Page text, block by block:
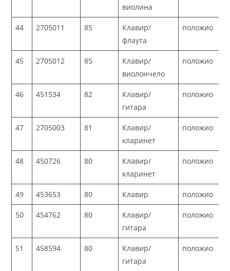
виолина
44 2705011 85
Клавир/
флаута
положио
45 2705012 85
Клавир/
виолончело
положио
46 451534 82
Клавир/
гитара
положио
47 2705003 81
Клавир/
кларинет
положио
48 450726 80
Клавир/
кларинет
положио
49 453653 80 Клавир положио
50 454762 80
Клавир/
гитара
положио
51 458594 80
Клавир/
гитара
положио